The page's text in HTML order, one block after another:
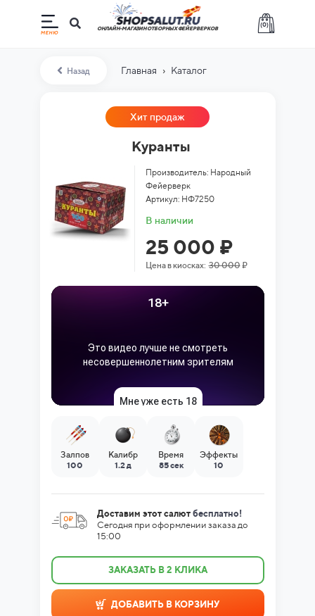
(0)
ОНЛАЙН-МАГАЗИН ОТБОРНЫХ ФЕЙЕРВЕРКОВ
Назад Главная › Каталог
Хит продаж
Куранты
Производитель: Народный
Фейерверк
Артикул: НФ7250
В наличии
25 000 ₽
Цена в киосках:30 000₽
Залпов
100
Калибр
1.2 д
Время
85 сек
Эффекты
10
Доставим этот салют бесплатно!
Сегодня при оформлении заказа до
15:00
ЗАКАЗАТЬ В 2 КЛИКА
ДОБАВИТЬ В КОРЗИНУ